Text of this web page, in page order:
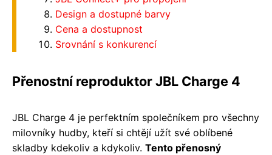
Design a dostupné barvy
Cena a dostupnost
Srovnání s konkurencí
Přenostní reproduktor JBL Charge 4
JBL Charge 4 je perfektním společníkem pro všechny
milovníky hudby, kteří si chtějí užít své oblíbené
skladby kdekoliv a kdykoliv. Tento přenosný